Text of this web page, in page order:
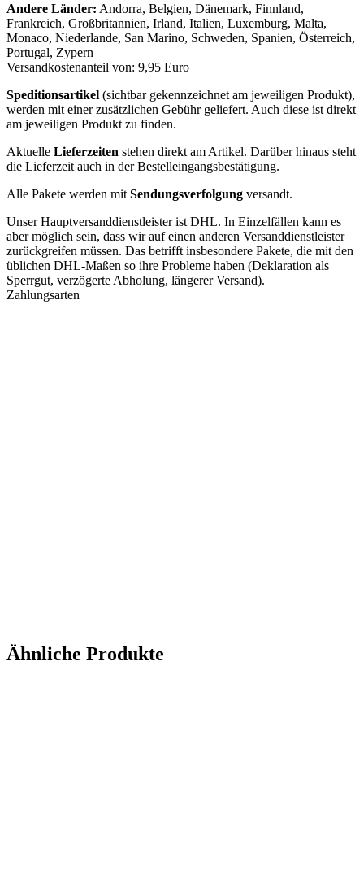
Andere Länder: Andorra, Belgien, Dänemark, Finnland,
Frankreich, Großbritannien, Irland, Italien, Luxemburg, Malta,
Monaco, Niederlande, San Marino, Schweden, Spanien, Österreich,
Portugal, Zypern
Versandkostenanteil von: 9,95 Euro
Speditionsartikel (sichtbar gekennzeichnet am jeweiligen Produkt),
werden mit einer zusätzlichen Gebühr geliefert. Auch diese ist direkt
am jeweiligen Produkt zu finden.
Aktuelle Lieferzeiten stehen direkt am Artikel. Darüber hinaus steht
die Lieferzeit auch in der Bestelleingangsbestätigung.
Alle Pakete werden mit Sendungsverfolgung versandt.
Unser Hauptversanddienstleister ist DHL. In Einzelfällen kann es
aber möglich sein, dass wir auf einen anderen Versanddienstleister
zurückgreifen müssen. Das betrifft insbesondere Pakete, die mit den
üblichen DHL-Maßen so ihre Probleme haben (Deklaration als
Sperrgut, verzögerte Abholung, längerer Versand).
Zahlungsarten
Ähnliche Produkte